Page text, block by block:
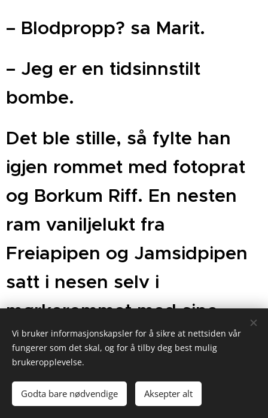
– Blodpropp? sa Marit.
– Jeg er en tidsinnstilt
bombe.
Det ble stille, så fylte han
igjen rommet med fotoprat
og Borkum Riff. En nesten
ram vaniljelukt fra
Freiapipen og Jamsidpipen
satt i nesen selv i
mørkerommet med sine
alkymistiske odører. Jeg
belyste et lite ark med et
foto av Øyvind med
Vi bruker informasjonskapsler for å sikre at nettsiden vår
fungerer som det skal, og for å tilby deg best mulig
brukeropplevelse.
Godta bare nødvendige Aksepter alt